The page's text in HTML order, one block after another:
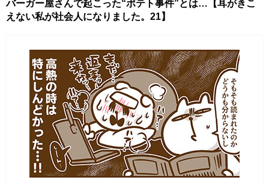
バーガー屋さんで起こった“ポテト事件”とは…【耳がきこ
えない私が社会人になりました。21】